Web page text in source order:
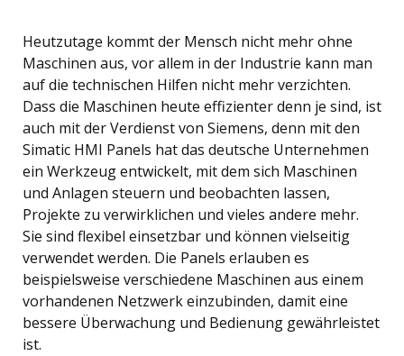
Heutzutage kommt der Mensch nicht mehr ohne
Maschinen aus, vor allem in der Industrie kann man
auf die technischen Hilfen nicht mehr verzichten.
Dass die Maschinen heute effizienter denn je sind, ist
auch mit der Verdienst von Siemens, denn mit den
Simatic HMI Panels hat das deutsche Unternehmen
ein Werkzeug entwickelt, mit dem sich Maschinen
und Anlagen steuern und beobachten lassen,
Projekte zu verwirklichen und vieles andere mehr.
Sie sind flexibel einsetzbar und können vielseitig
verwendet werden. Die Panels erlauben es
beispielsweise verschiedene Maschinen aus einem
vorhandenen Netzwerk einzubinden, damit eine
bessere Überwachung und Bedienung gewährleistet
ist.